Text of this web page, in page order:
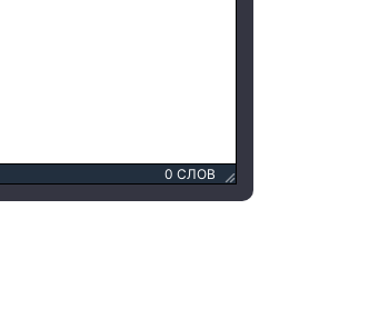
0 СЛОВ